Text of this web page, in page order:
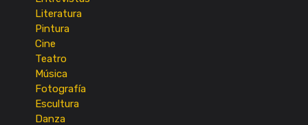
Literatura
Pintura
Cine
Teatro
Música
Fotografía
Escultura
Danza